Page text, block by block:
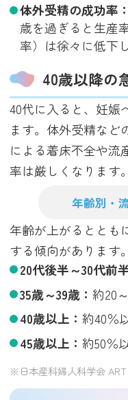
体外受精の成功率：
歳を過ぎると生産
率）は徐々に低下
40歳以降の
40代に入ると、妊娠
ます。体外受精など
による着床不全や流
率は厳しくなります。
年齢別・
年齢が上がるととも
する傾向があります。
20代後半～30代前
35歳～39歳： 約20
40歳以上： 約40％
45歳以上： 約50％
※日本産科婦人科学会